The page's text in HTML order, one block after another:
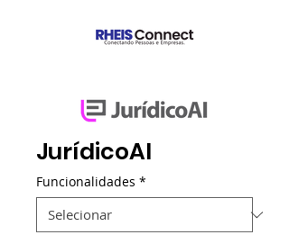
JurídicoAI
Funcionalidades *